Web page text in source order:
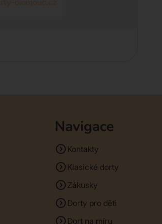
Navigace
Kontakty
Klasické dorty
Zákusky
Dorty pro děti
Dort na míru